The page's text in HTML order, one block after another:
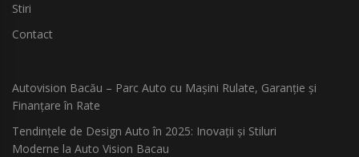
Stiri
Contact
Autovision Bacău – Parc Auto cu Mașini Rulate, Garanție și
Finanțare în Rate
Tendințele de Design Auto în 2025: Inovații și Stiluri
Moderne la Auto Vision Bacau